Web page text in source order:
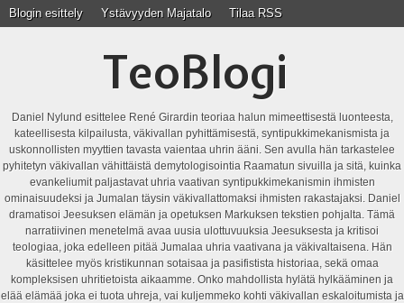
Blogin esittely Ystävyyden Majatalo Tilaa RSS
TeoBlogi
Daniel Nylund esittelee René Girardin teoriaa halun mimeettisestä luonteesta,
kateellisesta kilpailusta, väkivallan pyhittämisestä, syntipukkimekanismista ja
uskonnollisten myyttien tavasta vaientaa uhrin ääni. Sen avulla hän tarkastelee
pyhitetyn väkivallan vähittäistä demytologisointia Raamatun sivuilla ja sitä, kuinka
evankeliumit paljastavat uhria vaativan syntipukkimekanismin ihmisten
ominaisuudeksi ja Jumalan täysin väkivallattomaksi ihmisten rakastajaksi. Daniel
dramatisoi Jeesuksen elämän ja opetuksen Markuksen tekstien pohjalta. Tämä
narratiivinen menetelmä avaa uusia ulottuvuuksia Jeesuksesta ja kritisoi
teologiaa, joka edelleen pitää Jumalaa uhria vaativana ja väkivaltaisena. Hän
käsittelee myös kristikunnan sotaisaa ja pasifistista historiaa, sekä omaa
kompleksisen uhritietoista aikaamme. Onko mahdollista hylätä hylkääminen ja
elää elämää joka ei tuota uhreja, vai kuljemmeko kohti väkivallan eskaloitumista ja